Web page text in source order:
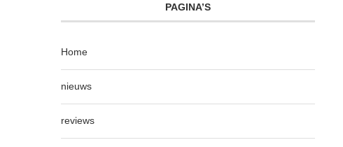
PAGINA’S
Home
nieuws
reviews